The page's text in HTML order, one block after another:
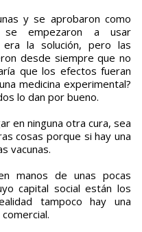
y se aprobaron como
se empezaron a usar
la solución, pero las
desde siempre que no
que los efectos fueran
medicina experimental?
lo dan por bueno.
en ninguna otra cura, sea
cosas porque si hay una
vacunas.
manos de unas pocas
capital social están los
tampoco hay una